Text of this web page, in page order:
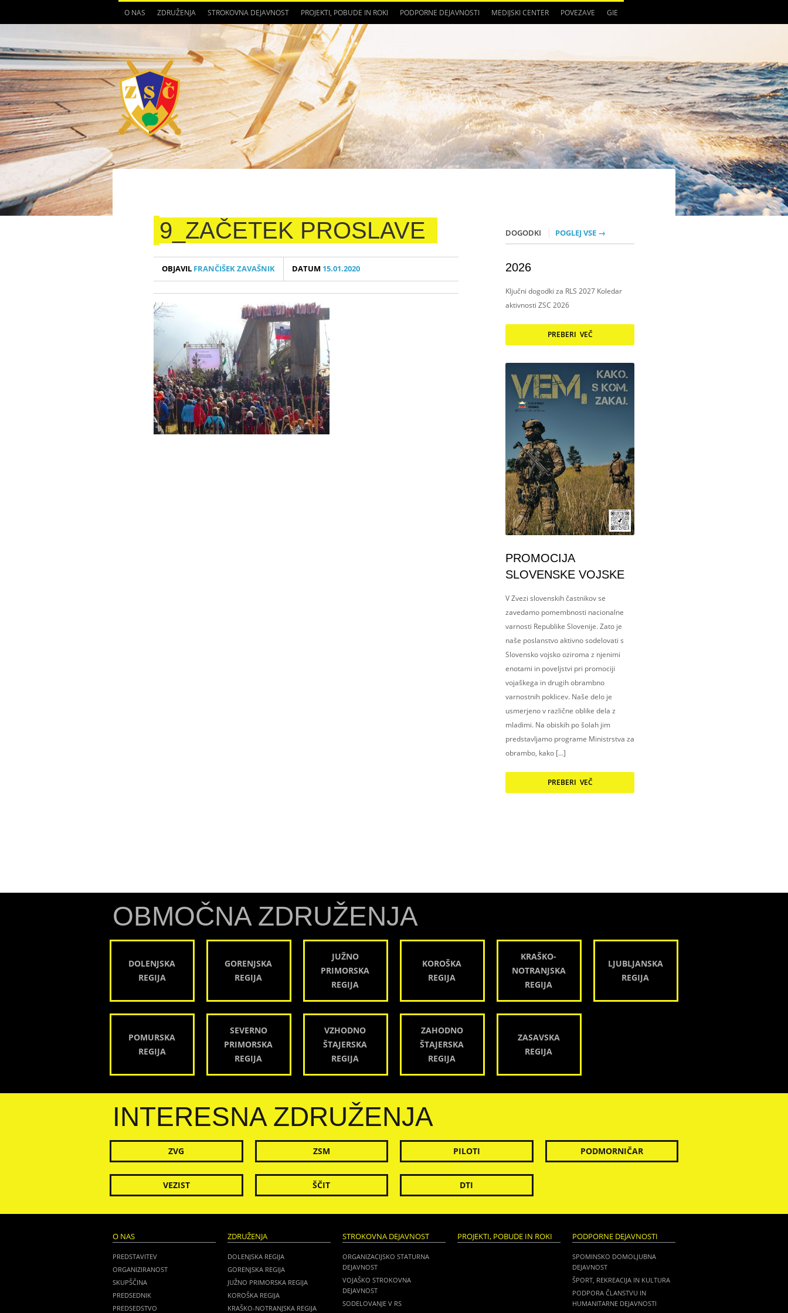
O NAS ZDRUŽENJA STROKOVNA DEJAVNOST PROJEKTI, POBUDE IN ROKI PODPORNE DEJAVNOSTI MEDIJSKI CENTER POVEZAVE GIE
9_ZAČETEK PROSLAVE
OBJAVIL FRANČIŠEK ZAVAŠNIK DATUM 15.01.2020
DOGODKI POGLEJ VSE →
2026
Ključni dogodki za RLS 2027 Koledar
aktivnosti ZSC 2026
PREBERI VEČ
PROMOCIJA
SLOVENSKE VOJSKE
V Zvezi slovenskih častnikov se
zavedamo pomembnosti nacionalne
varnosti Republike Slovenije. Zato je
naše poslanstvo aktivno sodelovati s
Slovensko vojsko oziroma z njenimi
enotami in poveljstvi pri promociji
vojaškega in drugih obrambno
varnostnih poklicev. Naše delo je
usmerjeno v različne oblike dela z
mladimi. Na obiskih po šolah jim
predstavljamo programe Ministrstva za
obrambo, kako […]
PREBERI VEČ
OBMOČNA ZDRUŽENJA
DOLENJSKA
REGIJA
GORENJSKA
REGIJA
JUŽNO
PRIMORSKA
REGIJA
KOROŠKA
REGIJA
KRAŠKO-
NOTRANJSKA
REGIJA
LJUBLJANSKA
REGIJA
POMURSKA
REGIJA
SEVERNO
PRIMORSKA
REGIJA
VZHODNO
ŠTAJERSKA
REGIJA
ZAHODNO
ŠTAJERSKA
REGIJA
ZASAVSKA
REGIJA
INTERESNA ZDRUŽENJA
ZVG ZSM PILOTI PODMORNIČAR
VEZIST ŠČIT DTI
O NAS
PREDSTAVITEV
ORGANIZIRANOST
SKUPŠČINA
PREDSEDNIK
PREDSEDSTVO
ZDRUŽENJA
DOLENJSKA REGIJA
GORENJSKA REGIJA
JUŽNO PRIMORSKA REGIJA
KOROŠKA REGIJA
KRAŠKO-NOTRANJSKA REGIJA
STROKOVNA DEJAVNOST
ORGANIZACIJSKO STATURNA
DEJAVNOST
VOJAŠKO STROKOVNA
DEJAVNOST
SODELOVANJE V RS
PROJEKTI, POBUDE IN ROKI PODPORNE DEJAVNOSTI
SPOMINSKO DOMOLJUBNA
DEJAVNOST
ŠPORT, REKREACIJA IN KULTURA
PODPORA ČLANSTVU IN
HUMANITARNE DEJAVNOSTI